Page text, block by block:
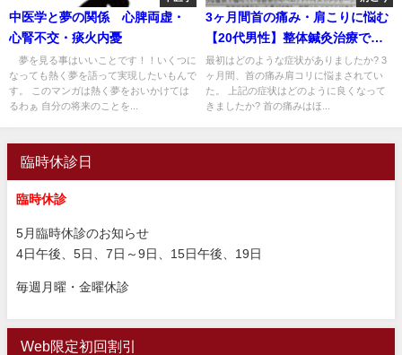
中医学と夢の関係 心脾両虚・
心腎不交・痰火内憂
夢を見る事はいいことです！！いくつに
なっても熱く夢を語って実現したいもんで
す。 このマンガは熱く夢をおいかけては
るわぁ 自分の将来のことを...
3ヶ月間首の痛み・肩こりに悩む
【20代男性】整体鍼灸治療でよ
くなった
最初はどのような症状がありましたか? 3
ヶ月間、首の痛み肩コリに悩まされてい
た。 上記の症状はどのように良くなって
きましたか? 首の痛みはほ...
臨時休診日
臨時休診
5月臨時休診のお知らせ
4日午後、5日、7日～9日、15日午後、19日
毎週月曜・金曜休診
Web限定初回割引